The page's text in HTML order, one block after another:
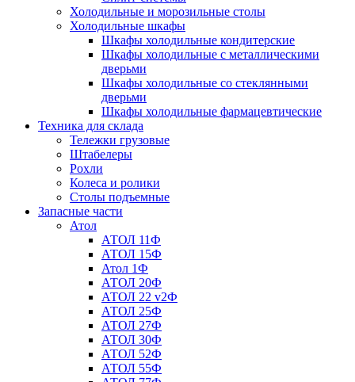
Холодильные и морозильные столы
Холодильные шкафы
Шкафы холодильные кондитерские
Шкафы холодильные с металлическими
дверьми
Шкафы холодильные со стеклянными
дверьми
Шкафы холодильные фармацевтические
Техника для склада
Тележки грузовые
Штабелеры
Рохли
Колеса и ролики
Столы подъемные
Запасные части
Атол
АТОЛ 11Ф
АТОЛ 15Ф
Атол 1Ф
АТОЛ 20Ф
АТОЛ 22 v2Ф
АТОЛ 25Ф
АТОЛ 27Ф
АТОЛ 30Ф
АТОЛ 52Ф
АТОЛ 55Ф